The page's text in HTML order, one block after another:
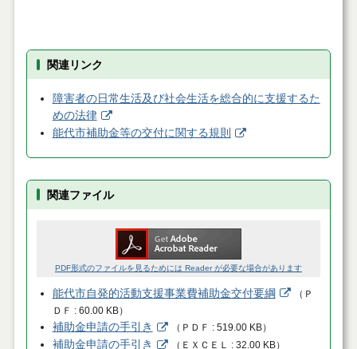
関連リンク
障害者の日常生活及び社会生活を総合的に支援するた
めの法律
能代市補助金等の交付に関する規則
関連ファイル
PDF形式のファイルを見るためには Reader が必要な場合があります
能代市自発的活動支援事業費補助金交付要綱 （ Ｐ
ＤＦ
60.00 KB）
補助金申請の手引き （ ＰＤＦ 519.00 KB）
補助金申請の手引き （ ＥＸＣＥＬ 32.00 KB）